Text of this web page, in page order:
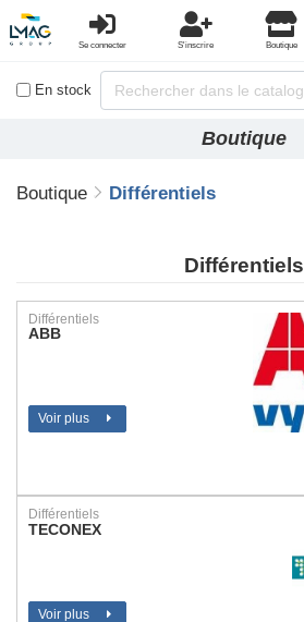
Se connecter S'inscrire Boutique
En stock
Boutique
Boutique Différentiels
Différentiels
Différentiels
ABB
Voir plus
Différentiels
TECONEX
Voir plus